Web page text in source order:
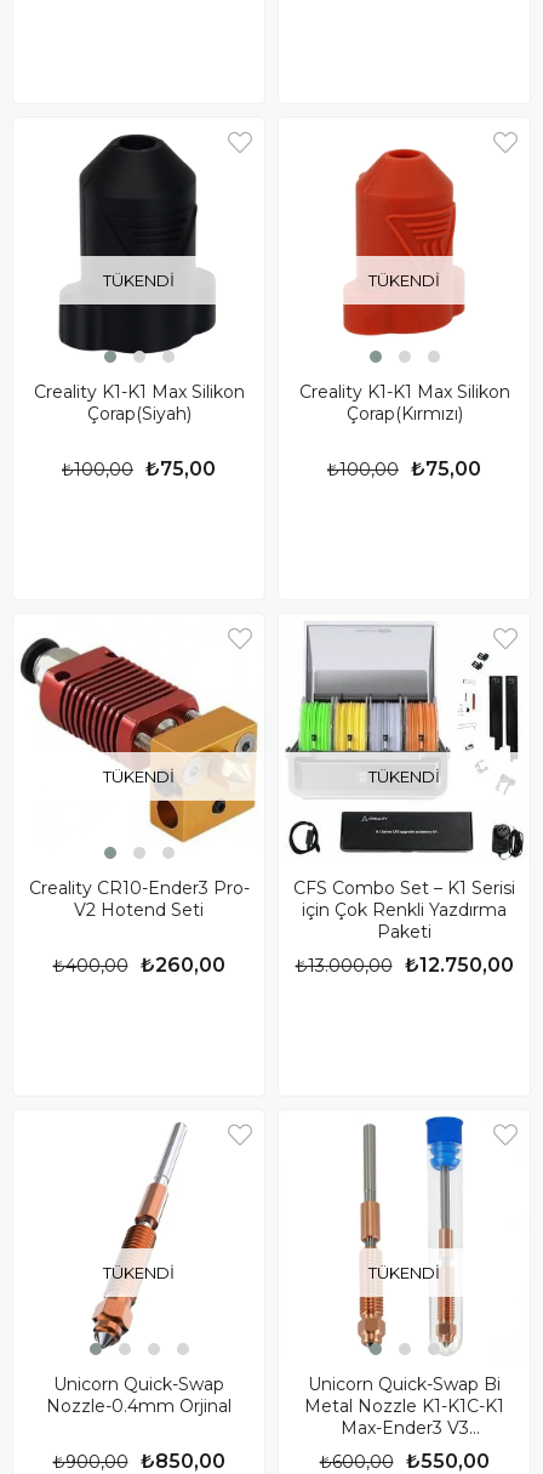
TÜKENDI
Creality K1-K1 Max Silikon
Çorap(Siyah)
₺75,00
₺100,00
TÜKENDI
Creality K1-K1 Max Silikon
Çorap(Kırmızı)
₺75,00
₺100,00
TÜKENDI
Creality CR10-Ender3 Pro-
V2 Hotend Seti
₺260,00
₺400,00
TÜKENDI
CFS Combo Set – K1 Serisi
için Çok Renkli Yazdırma
Paketi
₺12.750,00
₺13.000,00
TÜKENDI
Unicorn Quick-Swap
Nozzle-0.4mm Orjinal
₺850,00
₺900,00
TÜKENDI
Unicorn Quick-Swap Bi
Metal Nozzle K1-K1C-K1
Max-Ender3 V3
Uyumlu(0.4mm)
₺550,00
₺600,00